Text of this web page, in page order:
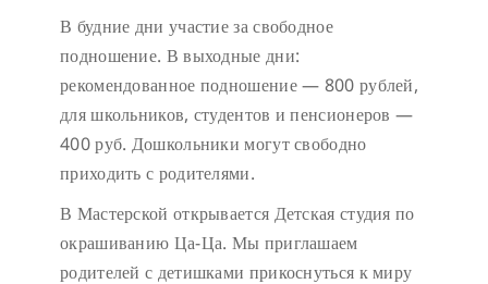
В будние дни участие за свободное
подношение. В выходные дни:
рекомендованное подношение — 800 рублей,
для школьников, студентов и пенсионеров —
400 руб. Дошкольники могут свободно
приходить с родителями.
В Мастерской открывается Детская студия по
окрашиванию Ца-Ца. Мы приглашаем
родителей с детишками прикоснуться к миру